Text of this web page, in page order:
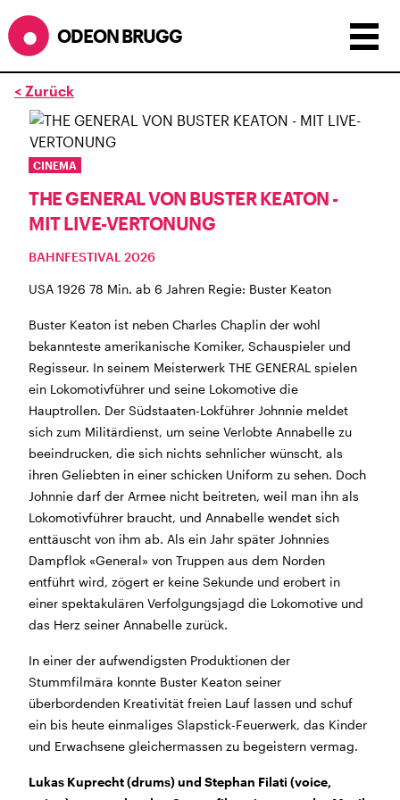
ODEON BRUGG
Anzeigen als:
ÖFFNUNGSZEITEN
SOMMERÖFFNUNGSZEITEN
CINEMA2.7. bis 1.9. geschlossen
BAR+BISTROkurze Sommerpause, ab dem 10.8. sind
STADTFEST BRUGG
während demStadtfest Brugg, 20. bis 30. August,
bleibt das Haus jeweils von Freitag Abend bis Montag
Morgen geschlossen
Reguläre Öffnungszeiten:
CINEMA und BÜHNE
45 Min. vor Vorstellungsbeginn(siehe Programm)
Tickets und Gutscheine können an der Kinokasse und
an der Bar gekauft werden.
KASSE und TELEFON
Tel. 056 450 35 65
Montag bis Freitag ab 17 Uhr
Samstag und Sonntag ab 10 Uhr
BAR+BISTRO
Freitag 11.30 Uhr bis 24 Uhr
< Zurück
CINEMA
THE GENERAL VON BUSTER KEATON -
MIT LIVE-VERTONUNG
BAHNFESTIVAL 2026
USA 1926 78 Min. ab 6 Jahren Regie: Buster Keaton
Buster Keaton ist neben Charles Chaplin der wohl
bekannteste amerikanische Komiker, Schauspieler und
Regisseur. In seinem Meisterwerk THE GENERAL spielen
ein Lokomotivführer und seine Lokomotive die
Hauptrollen. Der Südstaaten-Lokführer Johnnie meldet
sich zum Militärdienst, um seine Verlobte Annabelle zu
beeindrucken, die sich nichts sehnlicher wünscht, als
ihren Geliebten in einer schicken Uniform zu sehen. Doch
Johnnie darf der Armee nicht beitreten, weil man ihn als
Lokomotivführer braucht, und Annabelle wendet sich
enttäuscht von ihm ab. Als ein Jahr später Johnnies
Dampflok «General» von Truppen aus dem Norden
entführt wird, zögert er keine Sekunde und erobert in
einer spektakulären Verfolgungsjagd die Lokomotive und
das Herz seiner Annabelle zurück.
In einer der aufwendigsten Produktionen der
Stummfilmära konnte Buster Keaton seiner
überbordenden Kreativität freien Lauf lassen und schuf
ein bis heute einmaliges Slapstick-Feuerwerk, das Kinder
und Erwachsene gleichermassen zu begeistern vermag.
Lukas Kuprecht (drums) und Stephan Filati (voice,